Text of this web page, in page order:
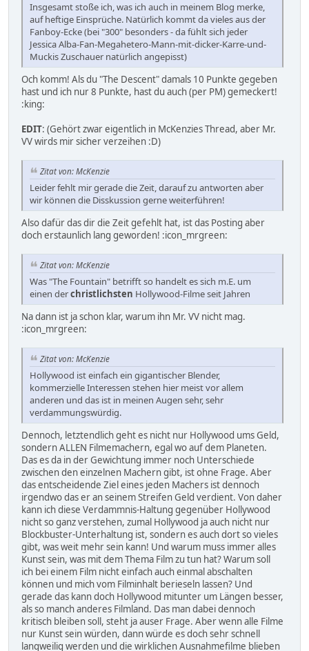
Insgesamt stoße ich, was ich auch in meinem Blog merke,
auf heftige Einsprüche. Natürlich kommt da vieles aus der
Fanboy-Ecke (bei "300" besonders - da fühlt sich jeder
Jessica Alba-Fan-Megahetero-Mann-mit-dicker-Karre-und-
Muckis Zuschauer natürlich angepisst)
Och komm! Als du "The Descent" damals 10 Punkte gegeben
hast und ich nur 8 Punkte, hast du auch (per PM) gemeckert!
:king:
EDIT: (Gehört zwar eigentlich in McKenzies Thread, aber Mr.
VV wirds mir sicher verzeihen :D)
Zitat von: McKenzie
Leider fehlt mir gerade die Zeit, darauf zu antworten aber
wir können die Disskussion gerne weiterführen!
Also dafür das dir die Zeit gefehlt hat, ist das Posting aber
doch erstaunlich lang geworden! :icon_mrgreen:
Zitat von: McKenzie
Was "The Fountain" betrifft so handelt es sich m.E. um
einen derchristlichsten Hollywood-Filme seit Jahren
Na dann ist ja schon klar, warum ihn Mr. VV nicht mag.
:icon_mrgreen:
Zitat von: McKenzie
Hollywood ist einfach ein gigantischer Blender,
kommerzielle Interessen stehen hier meist vor allem
anderen und das ist in meinen Augen sehr, sehr
verdammungswürdig.
Dennoch, letztendlich geht es nicht nur Hollywood ums Geld,
sondern ALLEN Filmemachern, egal wo auf dem Planeten.
Das es da in der Gewichtung immer noch Unterschiede
zwischen den einzelnen Machern gibt, ist ohne Frage. Aber
das entscheidende Ziel eines jeden Machers ist dennoch
irgendwo das er an seinem Streifen Geld verdient. Von daher
kann ich diese Verdammnis-Haltung gegenüber Hollywood
nicht so ganz verstehen, zumal Hollywood ja auch nicht nur
Blockbuster-Unterhaltung ist, sondern es auch dort so vieles
gibt, was weit mehr sein kann! Und warum muss immer alles
Kunst sein, was mit dem Thema Film zu tun hat? Warum soll
ich bei einem Film nicht einfach auch einmal abschalten
können und mich vom Filminhalt berieseln lassen? Und
gerade das kann doch Hollywood mitunter um Längen besser,
als so manch anderes Filmland. Das man dabei dennoch
kritisch bleiben soll, steht ja auser Frage. Aber wenn alle Filme
nur Kunst sein würden, dann würde es doch sehr schnell
langweilig werden und die wirklichen Ausnahmefilme blieben